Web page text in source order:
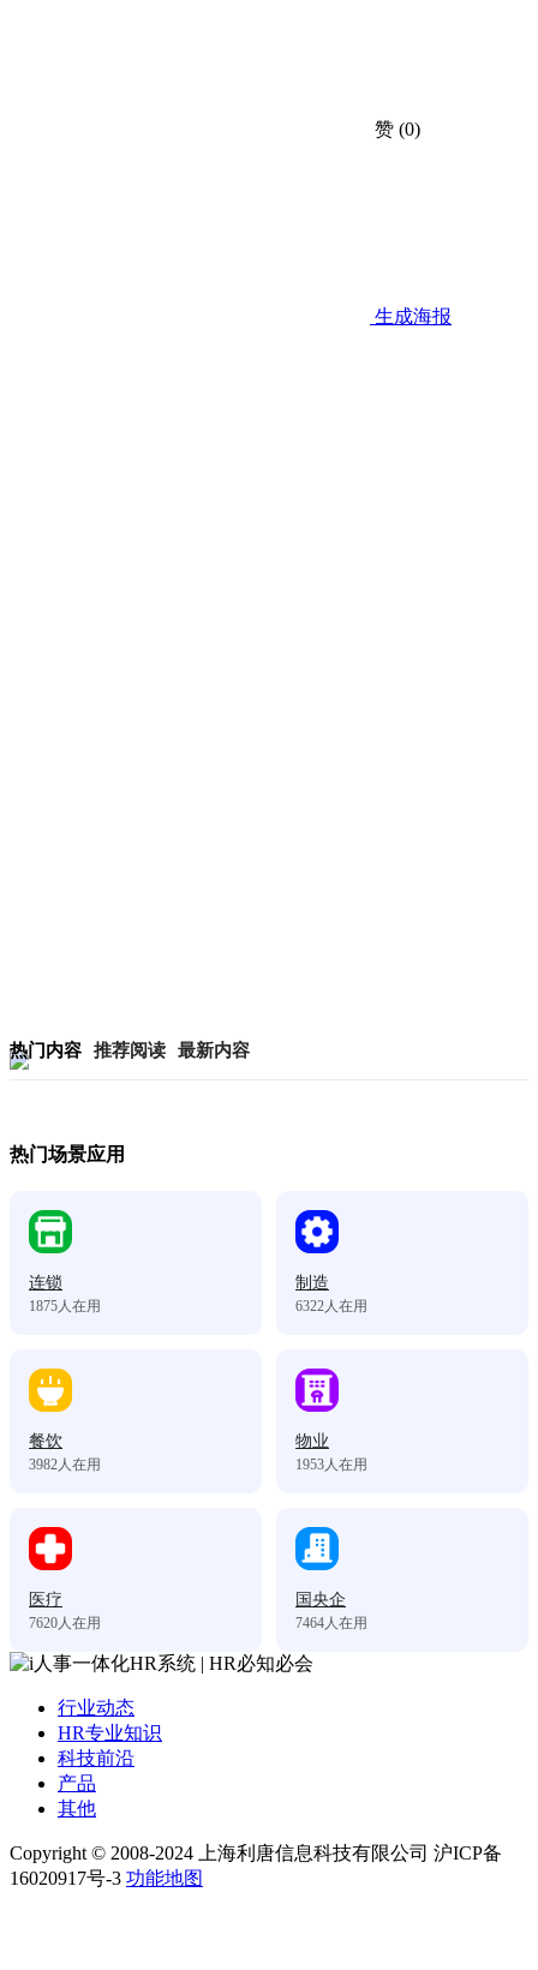
赞 (0)
生成海报
热门内容 推荐阅读 最新内容
热门场景应用
连锁
1875人在用
制造
6322人在用
餐饮
3982人在用
物业
1953人在用
医疗
7620人在用
国央企
7464人在用
行业动态
HR专业知识
科技前沿
产品
其他
Copyright © 2008-2024 上海利唐信息科技有限公司 沪ICP备
16020917号-3 功能地图